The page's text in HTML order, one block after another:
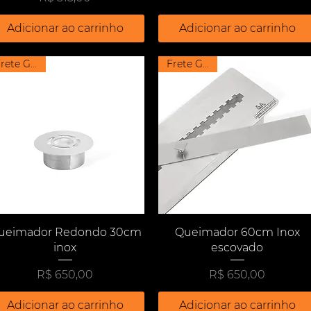
Adicionar ao carrinho Adicionar ao carrinho
Visualização rápida
Redondo 30cm
inox
Preço
R$ 650,00
Adicionar ao carrinho
Visualização rápida
Queimador 60cm Inox
escovado
Preço
R$ 650,00
Adicionar ao carrinho